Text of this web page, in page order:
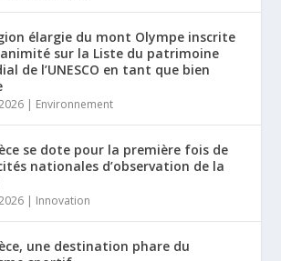
élargie du mont Olympe inscrite
sur la Liste du patrimoine
de l’UNESCO en tant que bien
| Environnement
se dote pour la première fois de
nationales d’observation de la
| Innovation
une destination phare du